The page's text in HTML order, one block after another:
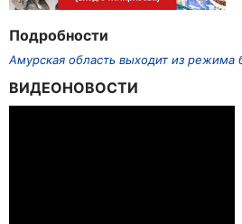
Подробности
Амурская область выходит из режима
ВИДЕОНОВОСТИ